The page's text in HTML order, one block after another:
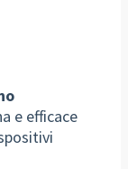
e efficace